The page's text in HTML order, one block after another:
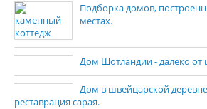
Подборка домов,
местах.
Дом Шотландии - далеко от
Дом в швейцарской
реставрация сарая.